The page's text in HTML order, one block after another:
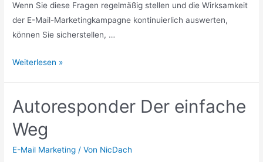
Wenn Sie diese Fragen regelmäßig stellen und die Wirksamkeit
der E-Mail-Marketingkampagne kontinuierlich auswerten,
können Sie sicherstellen, …
Funktioniert
Mail-
Weiterlesen »
Autoresponder Der einfache
Weg
E-Mail Marketing / Von NicDach